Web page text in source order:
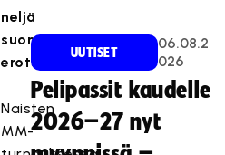
neljä
suomalaista
erotuomariparia.
Naisten
MM-
UUTISET
06.08.2
026
Pelipassit kaudelle
2026–27 nyt